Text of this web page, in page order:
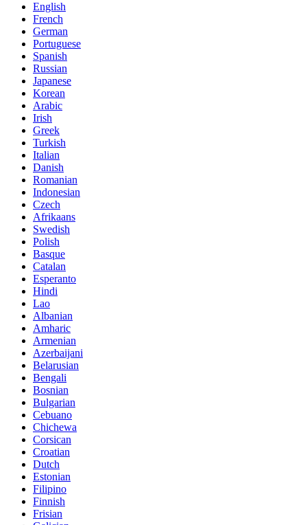
English
French
German
Portuguese
Spanish
Russian
Japanese
Korean
Arabic
Irish
Greek
Turkish
Italian
Danish
Romanian
Indonesian
Czech
Afrikaans
Swedish
Polish
Basque
Catalan
Esperanto
Hindi
Lao
Albanian
Amharic
Armenian
Azerbaijani
Belarusian
Bengali
Bosnian
Bulgarian
Cebuano
Chichewa
Corsican
Croatian
Dutch
Estonian
Filipino
Finnish
Frisian